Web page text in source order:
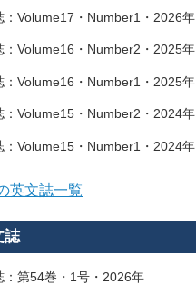
：Volume17・Number1・2026年
：Volume16・Number2・2025年
：Volume16・Number1・2025年
：Volume15・Number2・2024年
：Volume15・Number1・2024年
英文誌一覧
誌
：第54巻・1号・2026年